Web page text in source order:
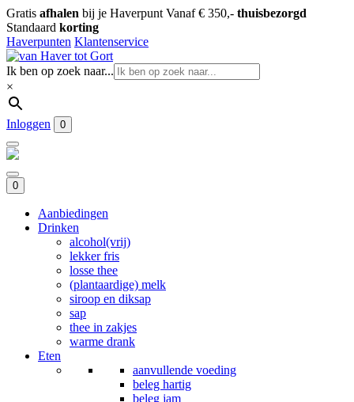
Gratis afhalen bij je Haverpunt Vanaf € 350,- thuisbezorgd
Standaard korting
Haverpunten Klantenservice
Ik ben op zoek naar...
×
Inloggen 0
0
Aanbiedingen
Drinken
alcohol(vrij)
lekker fris
losse thee
(plantaardige) melk
siroop en diksap
sap
thee in zakjes
warme drank
Eten
aanvullende voeding
beleg hartig
beleg jam